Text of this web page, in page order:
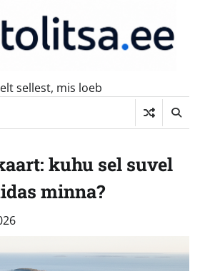
sellest, mis loeb
kuhu sel suvel
minna?